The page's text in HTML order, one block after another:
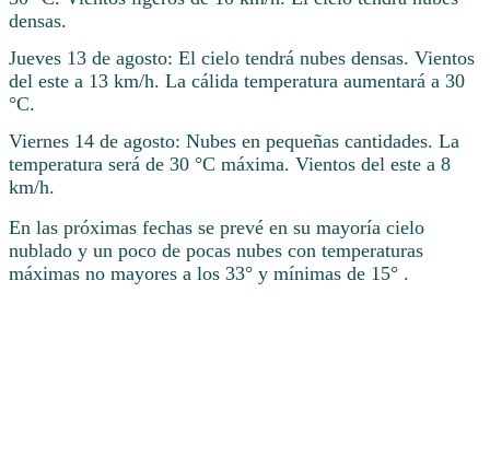
densas.
Jueves 13 de agosto: El cielo tendrá nubes densas. Vientos
del este a 13 km/h. La cálida temperatura aumentará a 30
°C.
Viernes 14 de agosto: Nubes en pequeñas cantidades. La
temperatura será de 30 °C máxima. Vientos del este a 8
km/h.
En las próximas fechas se prevé en su mayoría cielo
nublado y un poco de pocas nubes con temperaturas
máximas no mayores a los 33° y mínimas de 15° .